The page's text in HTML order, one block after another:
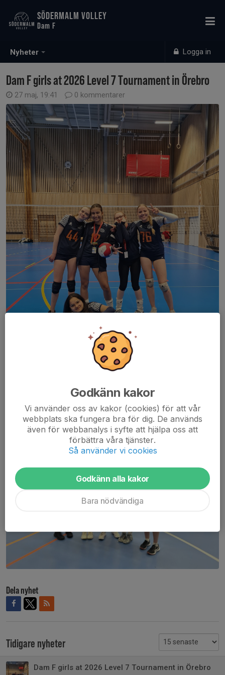
Nyheter Logga in
SÖDERMALM VOLLEY
Dam F
Dam F girls at 2026 Level 7 Tournament in Örebro
27 maj, 19:41 0 kommentarer
These girls placed 2nd and 3rd overall in their levels at Örebro. Such a
memorable time and can't wait until next season!
Dela nyhet
Tidigare nyheter
Dam F girls at 2026 Level 7 Tournament in Örebro
Godkänn kakor
Vi använder oss av kakor (cookies) för att vår
webbplats ska fungera bra för dig. De används
även för webbanalys i syfte att hjälpa oss att
förbättra våra tjänster.
Så använder vi cookies
Godkänn alla kakor
Bara nödvändiga